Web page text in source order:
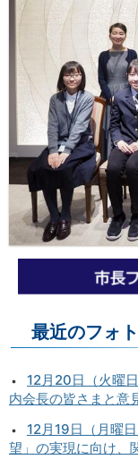
最近のフォ
12月20日（火曜
内会長の皆さまと意
12月19日（月曜
望」の実現に向け、